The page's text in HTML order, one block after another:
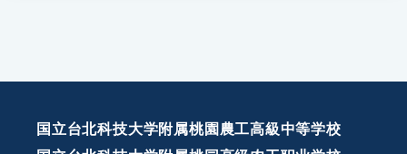
国立台北科技大学附属桃園農工高級中等学校